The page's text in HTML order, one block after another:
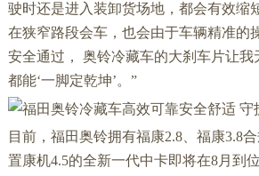
驶时还是进入装卸货场地，都会有效缩
在狭窄路段会车，也会由于车辆精准的
安全通过， 奥铃冷藏车的大刹车片让
都能‘一脚定乾坤’。”
目前，福田奥铃拥有福康2.8、福康3.8
置康机4.5的全新一代中卡即将在8月到